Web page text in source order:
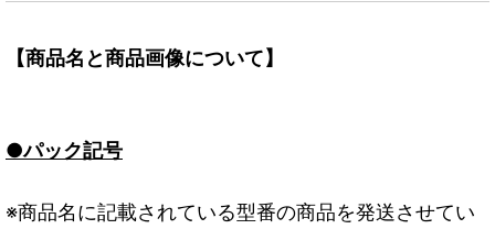
【商品名と商品画像について】
●パック記号
※商品名に記載されている型番の商品を発送させてい